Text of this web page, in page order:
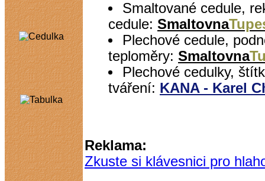
Smaltované cedule,
cedule: Smaltovna
Plechové cedule,
teploměry: Smaltovna
Plechové cedulky,
tváření: KANA - Karel
Reklama:
Zkuste si klávesnici pro